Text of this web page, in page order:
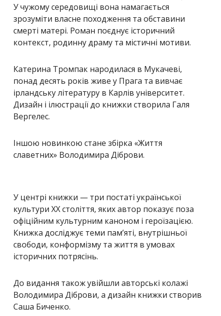
У чужому середовищі вона намагається
зрозуміти власне походження та обставини
смерті матері. Роман поєднує історичний
контекст, родинну драму та містичні мотиви.
Катерина Тромпак народилася в Мукачеві,
понад десять років живе у Прага та вивчає
ірландську літературу в Карлів університет.
Дизайн і ілюстрації до книжки створила Галя
Вергелес.
Іншою новинкою стане збірка «Життя
славетних» Володимира Діброви.
У центрі книжки — три постаті української
культури ХХ століття, яких автор показує поза
офіційним культурним каноном і героїзацією.
Книжка досліджує теми пам’яті, внутрішньої
свободи, конформізму та життя в умовах
історичних потрясінь.
До видання також увійшли авторські колажі
Володимира Діброви, а дизайн книжки створив
Саша Биченко.